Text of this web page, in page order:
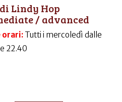
Lindy Hop
/ advanced
orari: Tutti i mercoledì dalle
22.40